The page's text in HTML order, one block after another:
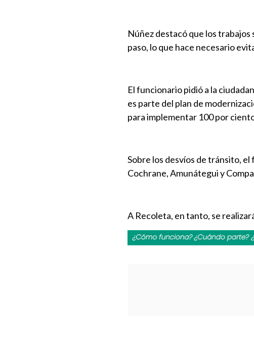
Núñez destacó que los
paso, lo que hace necesario
El funcionario pidió a la
es parte del plan de
para implementar 100 por
Sobre los desvíos de tránsito,
Cochrane, Amunátegui y
A Recoleta, en tanto, se